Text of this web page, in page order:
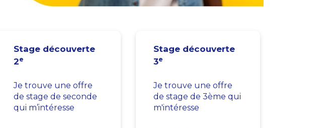
Stage découverte
2e
Je trouve une offre
de stage de seconde
qui m’intéresse
Stage découverte
3e
Je trouve une offre
de stage de 3ème qui
m'intéresse